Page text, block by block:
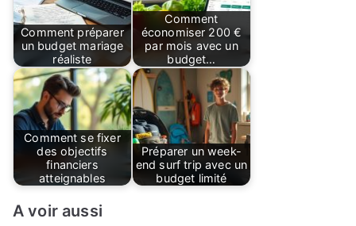
Comment préparer
un budget mariage
réaliste
Comment
économiser 200 €
par mois avec un
budget…
Comment se fixer
des objectifs
financiers
atteignables
Préparer un week-
end surf trip avec un
budget limité
A voir aussi